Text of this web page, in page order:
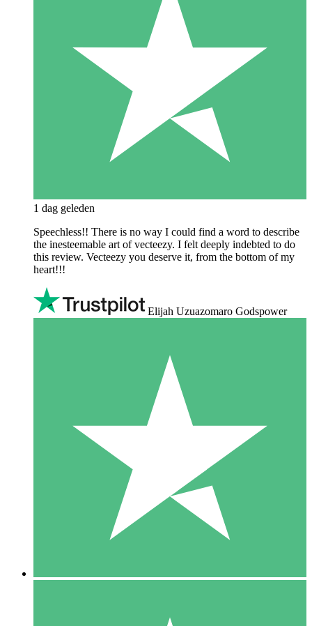
1 dag geleden
Speechless!! There is no way I could find a word to describe
the inesteemable art of vecteezy. I felt deeply indebted to do
this review. Vecteezy you deserve it, from the bottom of my
heart!!!
Elijah Uzuazomaro Godspower